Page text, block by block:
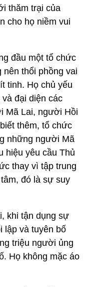
thăm trại của
cho họ niềm vui
đầu một tổ chức
nên thổi phồng vai
tinh. Họ chủ yếu
đại diện các
Mã Lai, người Hồi
thêm, tổ chức
những người Mã
hiệu yêu cầu Thủ
thay vì tập trung
đó là sự suy
khi tận dụng sự
lập và tuyên bố
triệu người ủng
Họ không mặc áo